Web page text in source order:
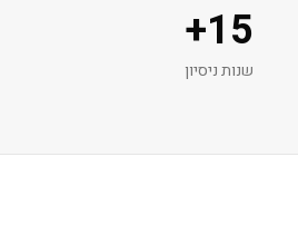
15
+
שנות ניסיון